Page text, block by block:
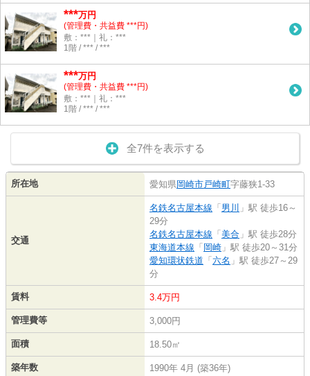
***万円
(管理費・共益費 ***円)
敷：***｜礼：***
1階 / *** / ***
***万円
(管理費・共益費 ***円)
敷：***｜礼：***
1階 / *** / ***
全7件を表示する
所在地 愛知県岡崎市戸崎町字藤狭1-33
交通
名鉄名古屋本線 「 男川 」駅 徒歩16～
29分
名鉄名古屋本線 「 美合 」駅 徒歩28分
東海道本線 「 岡崎 」駅 徒歩20～31分
愛知環状鉄道 「 六名 」駅 徒歩27～29
分
賃料 3.4万円
管理費等 3,000円
面積 18.50㎡
築年数 1990年 4月 (築36年)